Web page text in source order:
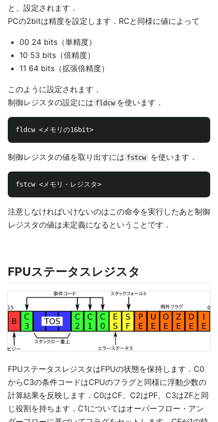
と、設定されます．
PCの2bitは精度を設定します．RCと同様に値によって
00 24 bits（単精度）
10 53 bits（倍精度）
11 64 bits（拡張倍精度）
このように設定されます．
制御レジスタの設定には fldcw を使います．
制御レジスタの値を取り出すには fstcw を使います．
注意しなければいけないのはこの命令を実行したあと制御
レジスタの値は未定義になるということです．
FPUステータスレジスタ
FPUステータスレジスタはFPUの状態を保持します．C0
からC3の条件コードはCPUのフラグと同様に浮動少数の
計算結果を反映します．C0はCF、C2はPF、C3はZFと同
じ役割を持ちます．C1についてはオーバーフロー・アン